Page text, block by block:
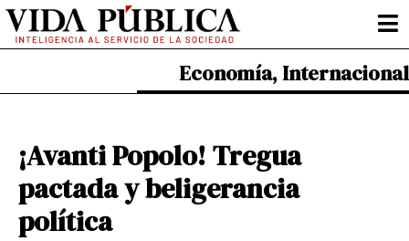
Ir
contenido
Economía,Internacional
¡Avanti Popolo! Tregua
pactada y beligerancia
política